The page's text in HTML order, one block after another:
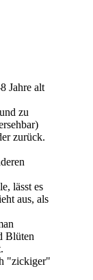
Jahre alt
zu
zurück.
lässt es
aus, als
Blüten
"zickiger"